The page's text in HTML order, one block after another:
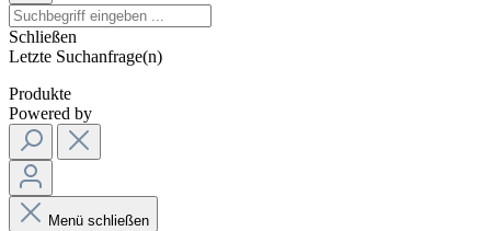
Schließen
Letzte Suchanfrage(n)
Produkte
Powered by
Menü schließen